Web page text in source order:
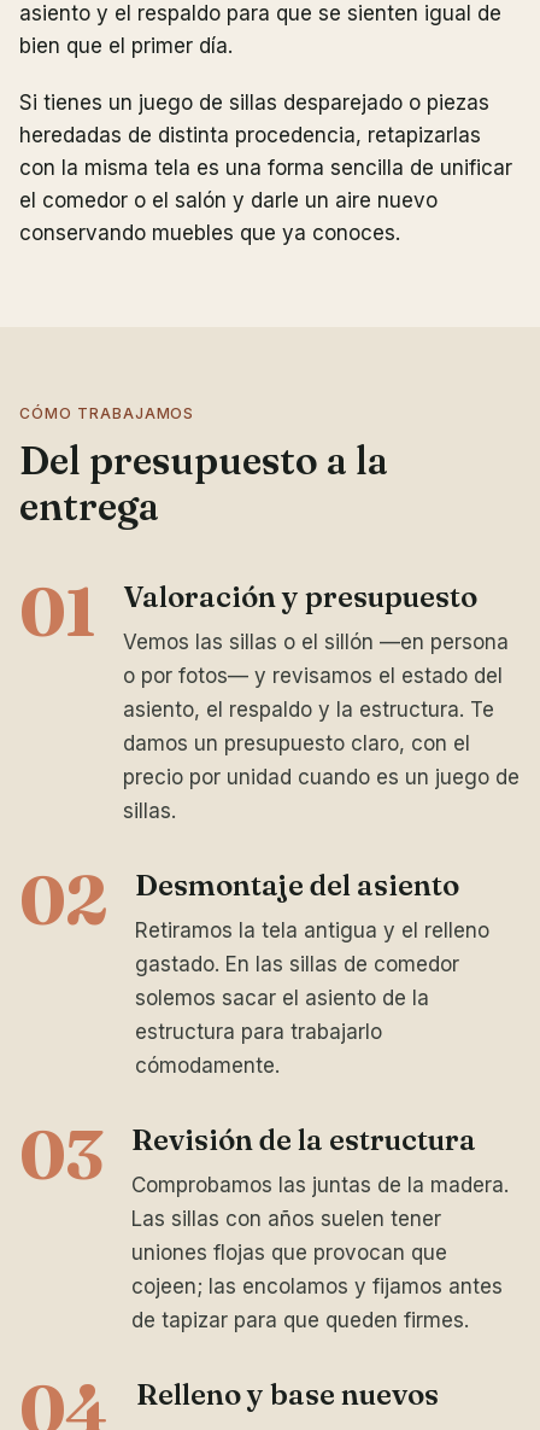
asiento y el respaldo para que se sienten igual de
bien que el primer día.
Si tienes un juego de sillas desparejado o piezas
heredadas de distinta procedencia, retapizarlas
con la misma tela es una forma sencilla de unificar
el comedor o el salón y darle un aire nuevo
conservando muebles que ya conoces.
CÓMO TRABAJAMOS
Del presupuesto a la
entrega
01 Valoración y presupuesto
Vemos las sillas o el sillón —en persona
o por fotos— y revisamos el estado del
asiento, el respaldo y la estructura. Te
damos un presupuesto claro, con el
precio por unidad cuando es un juego de
sillas.
02 Desmontaje del asiento
Retiramos la tela antigua y el relleno
gastado. En las sillas de comedor
solemos sacar el asiento de la
estructura para trabajarlo
cómodamente.
03 Revisión de la estructura
Comprobamos las juntas de la madera.
Las sillas con años suelen tener
uniones flojas que provocan que
cojeen; las encolamos y fijamos antes
de tapizar para que queden firmes.
04 Relleno y base nuevos